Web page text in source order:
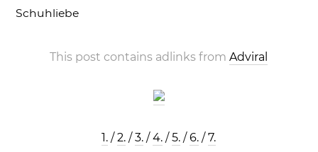
Schuhliebe
This post contains adlinks fromAdviral
1. /2. /3. /4. /5. /6. /7.